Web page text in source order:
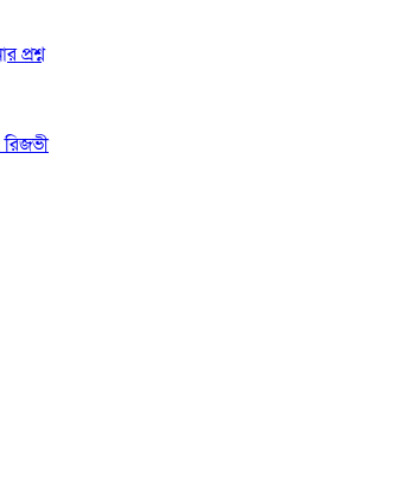
প্রশ্ন
রিজভী